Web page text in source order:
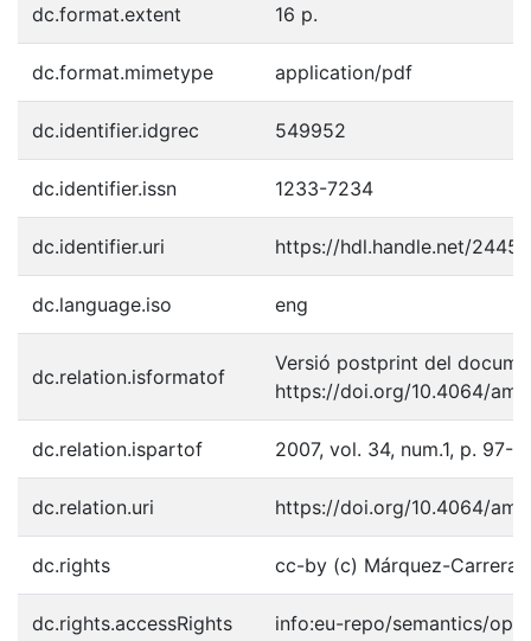
dc.format.extent 16 p.
dc.format.mimetype application/pdf
dc.identifier.idgrec 549952
dc.identifier.issn 1233-7234
dc.identifier.uri https://hdl.handle.net/2445/
dc.language.iso eng
dc.relation.isformatof
Versió postprint del
https://doi.org/10.4064/
dc.relation.ispartof 2007, vol. 34, num.1, p. 97-
dc.relation.uri https://doi.org/10.4064/
dc.rights cc-by (c) Márquez-
dc.rights.accessRights info:eu-repo/semantics/